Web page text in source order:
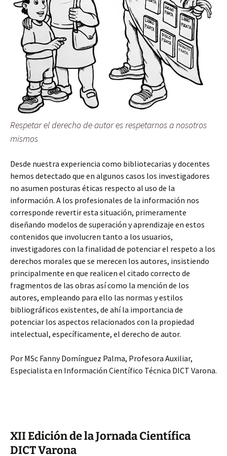
Respetar el derecho de autor es respetarnos a nosotros
mismos
Desde nuestra experiencia como bibliotecarias y docentes
hemos detectado que en algunos casos los investigadores
no asumen posturas éticas respecto al uso de la
información. A los profesionales de la información nos
corresponde revertir esta situación, primeramente
diseñando modelos de superación y aprendizaje en estos
contenidos que involucren tanto a los usuarios,
investigadores con la finalidad de potenciar el respeto a los
derechos morales que se merecen los autores, insistiendo
principalmente en que realicen el citado correcto de
fragmentos de las obras así como la mención de los
autores, empleando para ello las normas y estilos
bibliográficos existentes, de ahí la importancia de
potenciar los aspectos relacionados con la propiedad
intelectual, específicamente, el derecho de autor.
Por MSc Fanny Domínguez Palma, Profesora Auxiliar,
Especialista en Información Científico Técnica DICT Varona.
XII Edición de la Jornada Científica
DICT Varona